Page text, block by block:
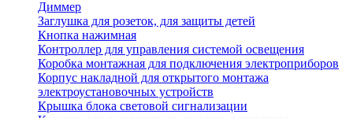
Диммер
Заглушка для розеток, для защиты детей
Кнопка нажимная
Контроллер для управления системой освещения
Коробка монтажная для подключения электроприборов
Корпус накладной для открытого монтажа
электроустановочных устройств
Крышка блока световой сигнализации